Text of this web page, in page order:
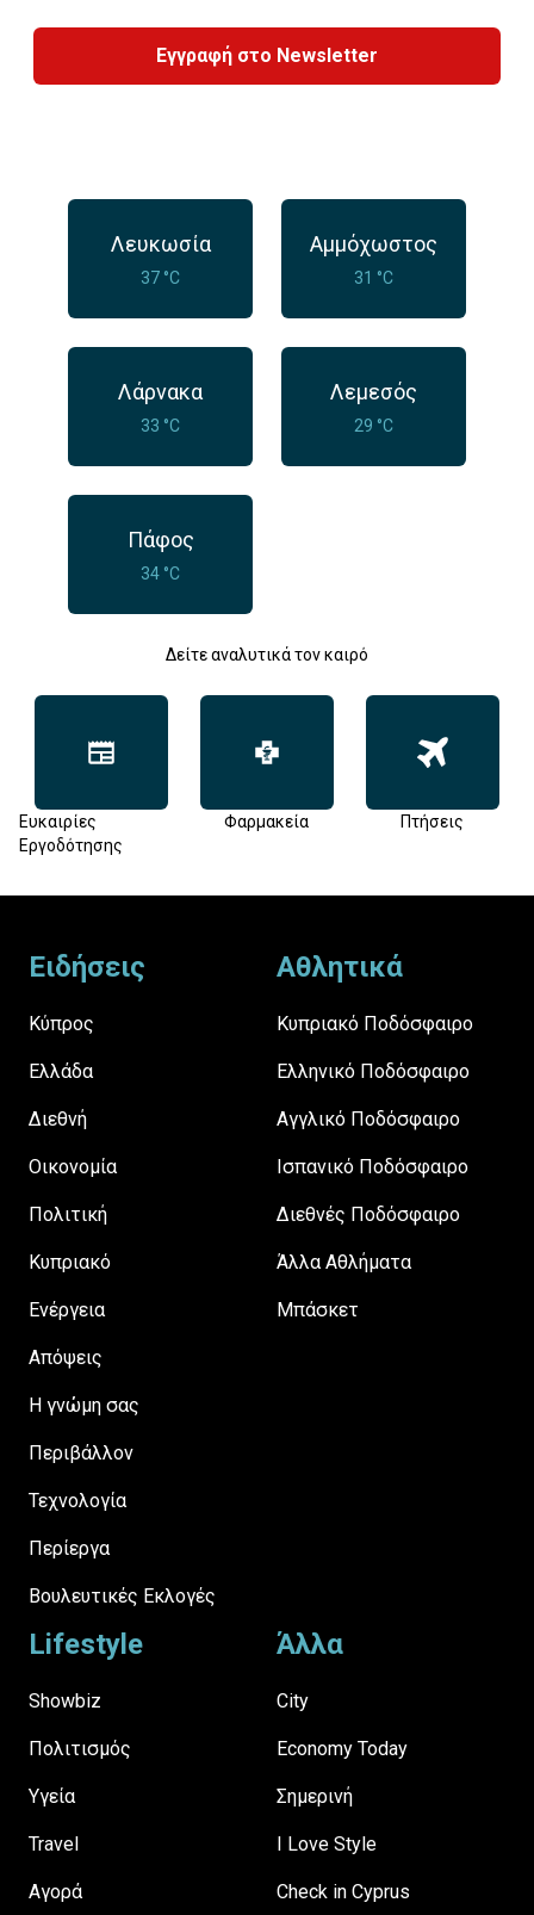
Εγγραφή στο Newsletter
Λευκωσία
37 °C
Αμμόχωστος
31 °C
Λάρνακα
33 °C
Λεμεσός
29 °C
Πάφος
34 °C
Δείτε αναλυτικά τον καιρό
Ευκαιρίες
Εργοδότησης
Φαρμακεία Πτήσεις
Ειδήσεις
Κύπρος
Ελλάδα
Διεθνή
Οικονομία
Πολιτική
Κυπριακό
Ενέργεια
Απόψεις
H γνώμη σας
Περιβάλλον
Τεχνολογία
Περίεργα
Βουλευτικές Εκλογές
Αθλητικά
Κυπριακό Ποδόσφαιρο
Ελληνικό Ποδόσφαιρο
Αγγλικό Ποδόσφαιρο
Ισπανικό Ποδόσφαιρο
Διεθνές Ποδόσφαιρο
Άλλα Αθλήματα
Μπάσκετ
Lifestyle
Showbiz
Πολιτισμός
Υγεία
Travel
Αγορά
Άλλα
City
Economy Today
Σημερινή
I Love Style
Check in Cyprus